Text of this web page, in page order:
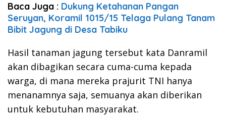
Baca Juga : Dukung Ketahanan Pangan
Seruyan, Koramil 1015/15 Telaga Pulang Tanam
Bibit Jagung di Desa Tabiku
Hasil tanaman jagung tersebut kata Danramil
akan dibagikan secara cuma-cuma kepada
warga, di mana mereka prajurit TNI hanya
menanamnya saja, semuanya akan diberikan
untuk kebutuhan masyarakat.